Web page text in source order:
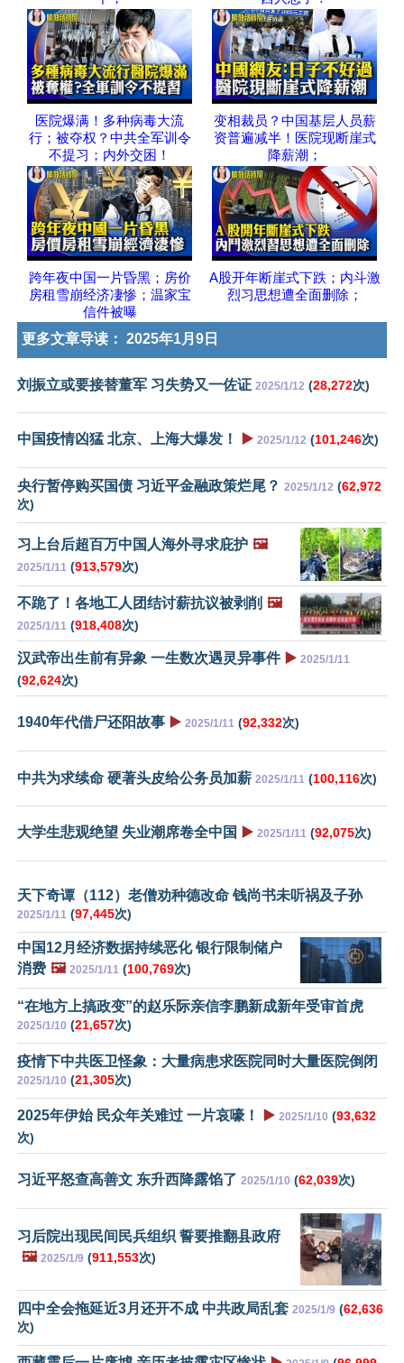
医院爆满！多种病毒大流
行；被夺权？中共全军训令
不提习；内外交困！
变相裁员？中国基层人员薪
资普遍减半！医院现断崖式
降薪潮；
跨年夜中国一片昏黑；房价
房租雪崩经济凄惨；温家宝
信件被曝
A股开年断崖式下跌；内斗激
烈习思想遭全面删除；
更多文章导读： 2025年1月9日
刘振立或要接替董军 习失势又一佐证 2025/1/12 (28,272次)
中国疫情凶猛 北京、上海大爆发！ ▶️ 2025/1/12 (101,246次)
央行暂停购买国债 习近平金融政策烂尾？ 2025/1/12 (62,972
次)
习上台后超百万中国人海外寻求庇护 🖼️
2025/1/11 (913,579次)
不跪了！各地工人团结讨薪抗议被剥削 🖼️
2025/1/11 (918,408次)
汉武帝出生前有异象 一生数次遇灵异事件 ▶️ 2025/1/11
(92,624次)
1940年代借尸还阳故事 ▶️ 2025/1/11 (92,332次)
中共为求续命 硬著头皮给公务员加薪 2025/1/11 (100,116次)
大学生悲观绝望 失业潮席卷全中国 ▶️ 2025/1/11 (92,075次)
天下奇谭（112）老僧劝种德改命 钱尚书未听祸及子孙
2025/1/11 (97,445次)
中国12月经济数据持续恶化 银行限制储户
消费 🖼️ 2025/1/11 (100,769次)
“在地方上搞政变”的赵乐际亲信李鹏新成新年受审首虎
2025/1/10 (21,657次)
疫情下中共医卫怪象：大量病患求医院同时大量医院倒闭
2025/1/10 (21,305次)
2025年伊始 民众年关难过 一片哀嚎！ ▶️ 2025/1/10 (93,632
次)
习近平怒查高善文 东升西降露馅了 2025/1/10 (62,039次)
习后院出现民间民兵组织 誓要推翻县政府
🖼️ 2025/1/9 (911,553次)
四中全会拖延近3月还开不成 中共政局乱套 2025/1/9 (62,636
次)